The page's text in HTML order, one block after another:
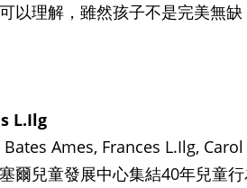
以理解，雖然孩子不是完美無
L.Ilg
Ames, Frances L.Ilg,
爾兒童發展中心集結40年兒童